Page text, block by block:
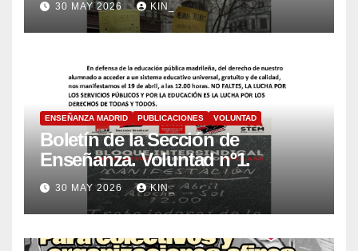
30 MAY 2026 KIN_
ENSEÑANZA MADRID PUBLICACIONES VOLUNTAD
Boletín de la Sección de
Enseñanza. Voluntad nº1.
30 MAY 2026 KIN_